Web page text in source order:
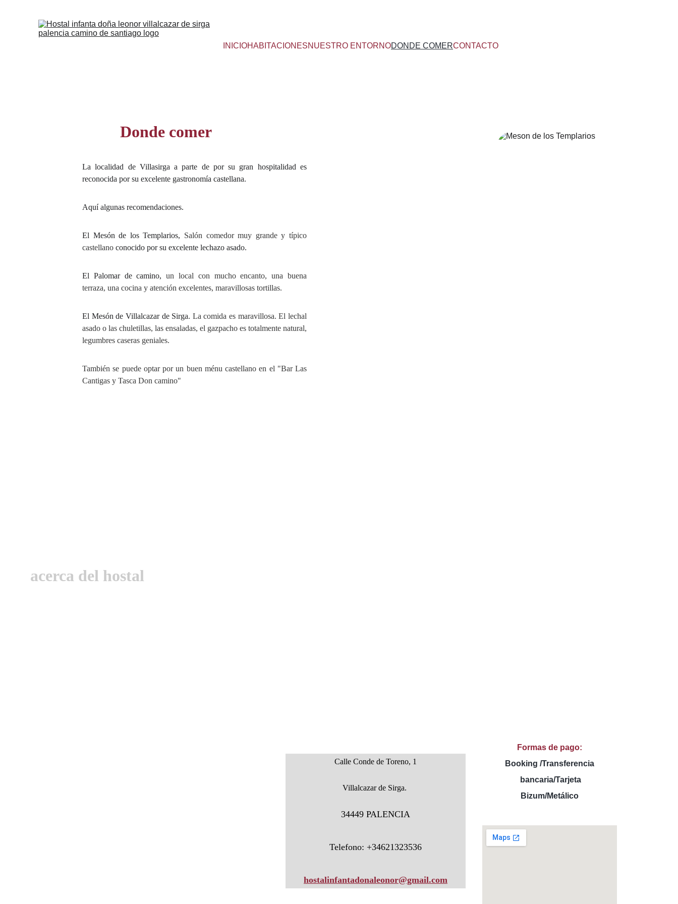
INICIOHABITACIONESNUESTRO ENTORNODONDE COMERCONTACTO
Donde comer
La localidad de Villasirga a parte de por su gran hospitalidad es
reconocida por su excelente gastronomía castellana.
Aquí algunas recomendaciones.
El Mesón de los Templarios, Salón comedor muy grande y típico
castellano conocido por su excelente lechazo asado.
El Palomar de camino,un local con mucho encanto, una buena
terraza, una cocina y atención excelentes, maravillosas tortillas.
El Mesón de Villalcazar de Sirga. La comida es maravillosa. El lechal
asado o las chuletillas, las ensaladas, el gazpacho es totalmente natural,
legumbres caseras geniales.
También se puede optar por un buen ménu castellano en el "Bar Las
Cantigas y Tasca Don camino"
acerca del hostal
Calle Conde de Toreno, 1
Villalcazar de Sirga.
34449 PALENCIA
Telefono: +34621323536
hostalinfantadonaleonor@gmail.com
Formas de pago:
Booking /Transferencia
bancaria/Tarjeta
Bizum/Metálico